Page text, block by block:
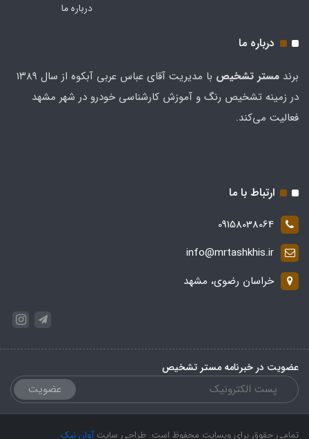
درباره ما
درباره ما
برند مستر تشخيص
با مدیریت آقای عباس عربی آبکوه از سال ۱۳۸۹
در زمینه تشخیص رنگ و آموزش کارشناسی خودرو در شهر مشهد
فعالیت می‌کند.
ارتباط با ما
09158038064
info@mrtashkhis.ir
خراسان رضوی، مشهد
عضویت در خبرنامه مستر تشخیص
عضویت
تمامی حقوق برای وبسایت محفوظ است. طراحی سایت آوان نیک